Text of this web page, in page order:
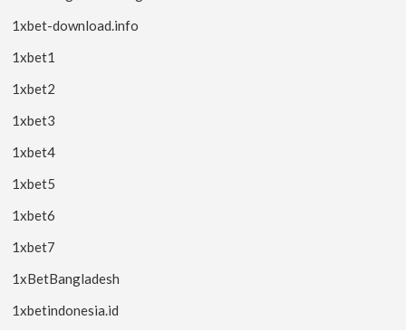
1xbet-download.info
1xbet1
1xbet2
1xbet3
1xbet4
1xbet5
1xbet6
1xbet7
1xBetBangladesh
1xbetindonesia.id